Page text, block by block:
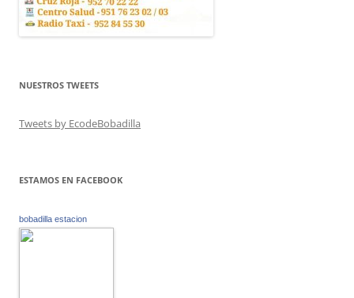
NUESTROS TWEETS
Tweets by EcodeBobadilla
ESTAMOS EN FACEBOOK
bobadilla estacion